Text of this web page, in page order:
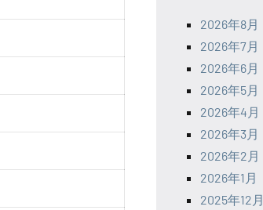
2026年8月
2026年7月
2026年6月
2026年5月
2026年4月
2026年3月
2026年2月
2026年1月
2025年12月